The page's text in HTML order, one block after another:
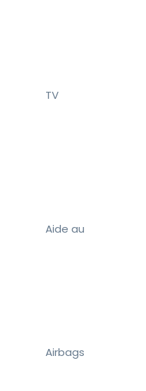
TV
Aide au
Airbags